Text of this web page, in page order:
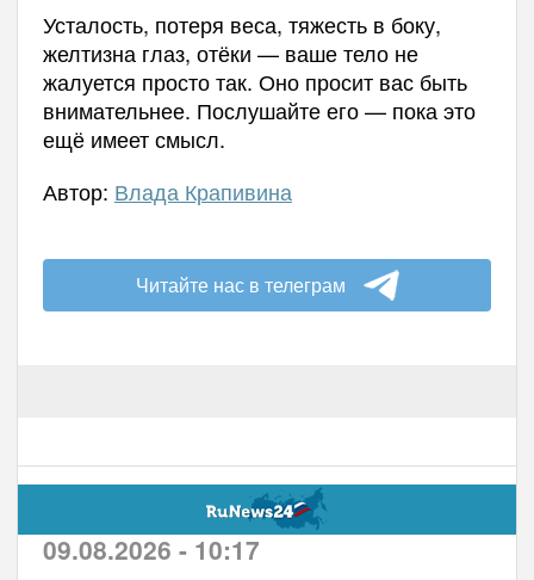
Усталость, потеря веса, тяжесть в боку,
желтизна глаз, отёки — ваше тело не
жалуется просто так. Оно просит вас быть
внимательнее. Послушайте его — пока это
ещё имеет смысл.
Автор: Влада Крапивина
Читайте нас в телеграм
09.08.2026 - 10:17